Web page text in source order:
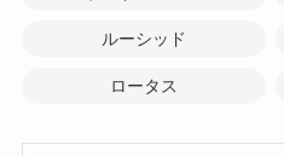
ルーシッド
ロータス